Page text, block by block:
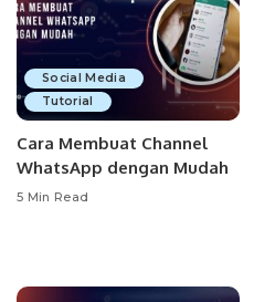
Social Media
Tutorial
Cara Membuat Channel
WhatsApp dengan Mudah
5 Min Read